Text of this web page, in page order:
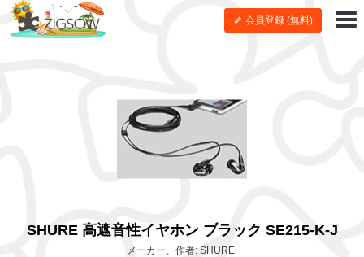
会員登録 (無料)
SHURE 高遮音性イヤホン ブラック SE215-K-J
メーカー、作者: SHURE